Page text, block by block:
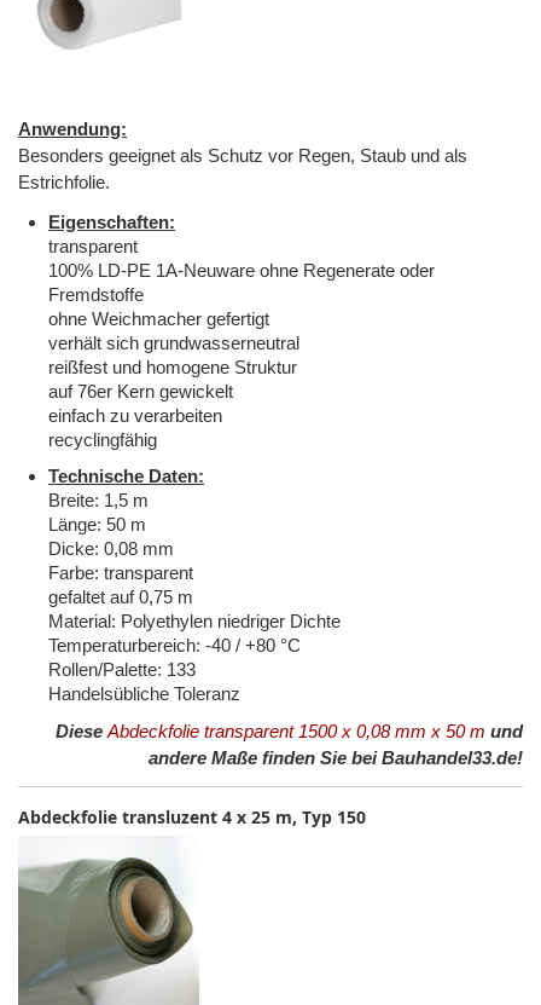
Anwendung:
Besonders geeignet als Schutz vor Regen, Staub und als
Estrichfolie.
Eigenschaften:
transparent
100% LD-PE 1A-Neuware ohne Regenerate oder
Fremdstoffe
ohne Weichmacher gefertigt
verhält sich grundwasserneutral
reißfest und homogene Struktur
auf 76er Kern gewickelt
einfach zu verarbeiten
recyclingfähig
Technische Daten:
Breite: 1,5 m
Länge: 50 m
Dicke: 0,08 mm
Farbe: transparent
gefaltet auf 0,75 m
Material: Polyethylen niedriger Dichte
Temperaturbereich: -40 / +80 °C
Rollen/Palette: 133
Handelsübliche Toleranz
Diese Abdeckfolie transparent 1500 x 0,08 mm x 50 m und
andere Maße finden Sie bei Bauhandel33.de!
Abdeckfolie transluzent 4 x 25 m, Typ 150